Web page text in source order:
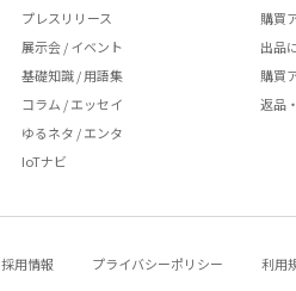
プレスリリース
展示会 / イベント
基礎知識 / 用語集
コラム / エッセイ
ゆるネタ / エンタ
IoTナビ
購買
出品
購買
返品
採用情報 プライバシーポリシー 利用